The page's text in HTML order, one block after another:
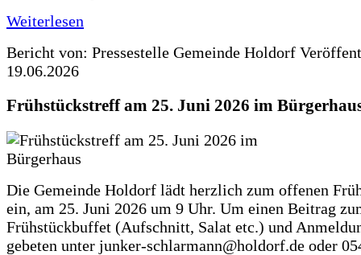
Weiterlesen
Bericht von: Pressestelle Gemeinde Holdorf
19.06.2026
Frühstückstreff am 25. Juni 2026 im
Die Gemeinde Holdorf lädt herzlich zum offenen
ein, am 25. Juni 2026 um 9 Uhr. Um einen Beitrag
Frühstückbuffet (Aufschnitt, Salat etc.) und
gebeten unter junker-schlarmann@holdorf.de oder